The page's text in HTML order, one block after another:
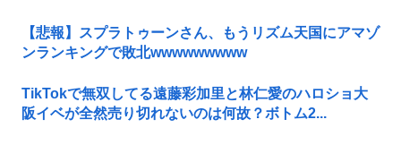
【悲報】スプラトゥーンさん、もうリズム天国にアマゾ
ンランキングで敗北wwwwwwwww
TikTokで無双してる遠藤彩加里と林仁愛のハロショ大
阪イベが全然売り切れないのは何故？ボトム2...